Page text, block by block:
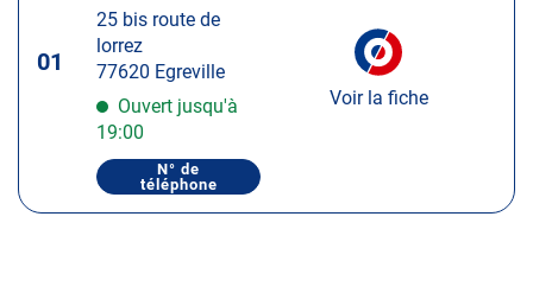
pour
obtenir
informations
01
25 bis route de
lorrez
77620 Egreville
Ouvert jusqu'à
19:00
N° de
téléphone
AFFICHER
NUMÉRO
Voir la fiche